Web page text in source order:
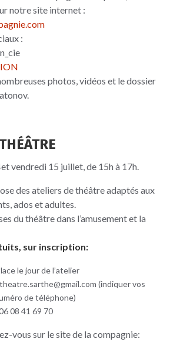
notre site internet :
:
photos, vidéos et le dossier
vendredi 15 juillet, de 15h à 17h.
des ateliers de théâtre adaptés aux
ados et adultes.
du théâtre dans l’amusement et la
sur inscription:
le jour de l’atelier
(indiquer vos
de téléphone)
08 41 69 70
vous sur le site de la compagnie: